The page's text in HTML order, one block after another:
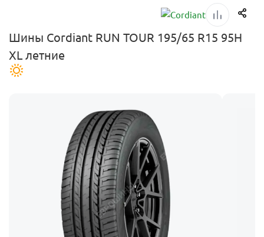
Шины Cordiant RUN TOUR 195/65 R15 95H
XL летние